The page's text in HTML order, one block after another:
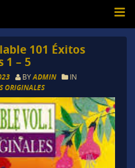
101 Éxitos
1 – 5
BYADMIN IN
ORIGINALES